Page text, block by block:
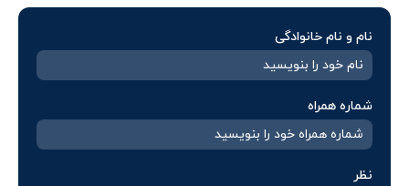
نام و نام خانوادگی
شماره همراه
نظر